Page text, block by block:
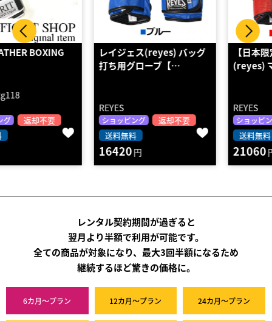
レイジェス(reyes) バッグ
ショッピング
返却不要
【日本限定】レイジェス
(reyes) マジックテ…
ショッピング
返却不要
レンタル契約期間が過ぎると
翌月より半額で利用が可能です。
全ての商品が対象になり、最大3回半額になるため
継続するほど驚きの価格に。
6カ月～プラン 12カ月～プラン 24カ月～プラン